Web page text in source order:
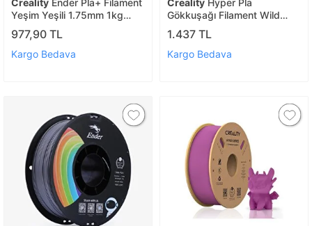
Creality Ender Pla+ Filament
Yeşim Yeşili 1.75mm 1kg
Standart
977,90 TL
Kargo Bedava
Creality Hyper Pla
Gökkuşağı Filament Wild
Blossom - Short 1.75mm 1kg
Standart
1.437 TL
Kargo Bedava